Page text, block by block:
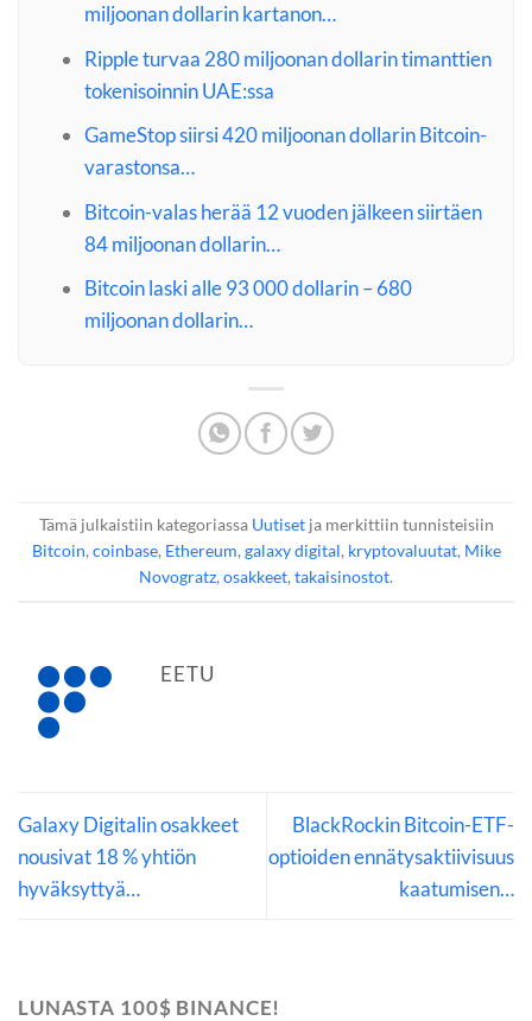
miljoonan dollarin kartanon…
Ripple turvaa 280 miljoonan dollarin timanttien
tokenisoinnin UAE:ssa
GameStop siirsi 420 miljoonan dollarin Bitcoin-
varastonsa…
Bitcoin-valas herää 12 vuoden jälkeen siirtäen
84 miljoonan dollarin…
Bitcoin laski alle 93 000 dollarin – 680
miljoonan dollarin…
Tämä julkaistiin kategoriassa Uutisetja merkittiin tunnisteisiin
Bitcoin, coinbase, Ethereum, galaxy digital, kryptovaluutat, Mike
Novogratz, osakkeet, takaisinostot.
EETU
Galaxy Digitalin osakkeet
nousivat 18 % yhtiön
hyväksyttyä…
BlackRockin Bitcoin-ETF-
optioiden ennätysaktiivisuus
kaatumisen…
LUNASTA 100$ BINANCE!